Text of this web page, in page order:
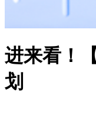
进来看！
划